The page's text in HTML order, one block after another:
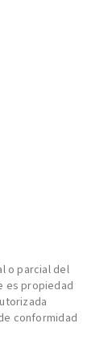
o parcial del
es propiedad
conformidad